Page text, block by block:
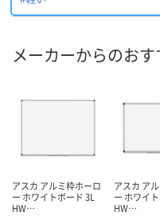
メーカーからのお
アスカ アルミ枠ホーロ
ー ホワイトボード 3L
HW…
アスカ ア
ー ホワイ
HW…